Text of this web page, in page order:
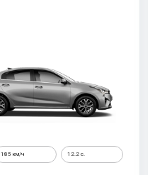
185 км/ч 12.2 c.